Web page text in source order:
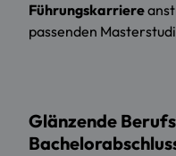
Führungskarriere
passenden
Glänzende